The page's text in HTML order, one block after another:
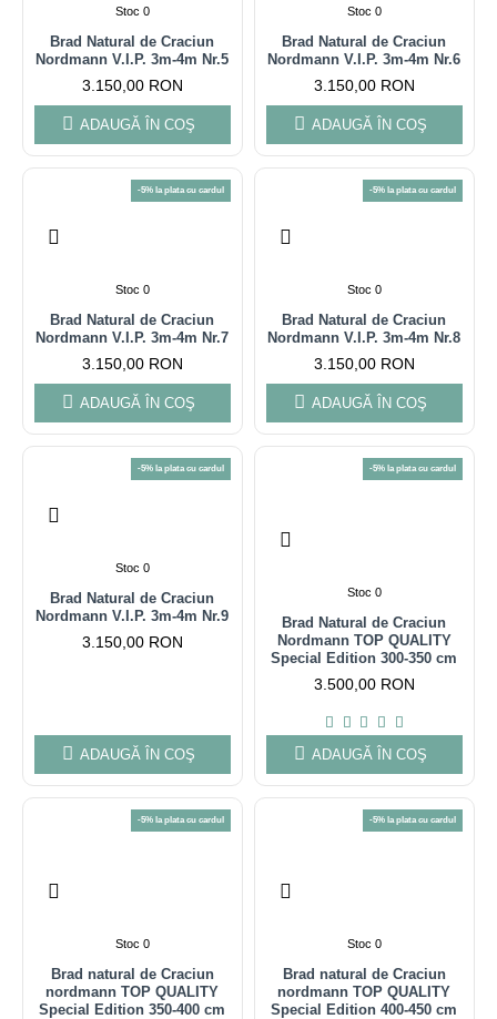
Stoc 0
Brad Natural de Craciun
Nordmann V.I.P. 3m-4m Nr.5
3.150,00 RON
ADAUGĂ ÎN COŞ
Stoc 0
Brad Natural de Craciun
Nordmann V.I.P. 3m-4m Nr.6
3.150,00 RON
ADAUGĂ ÎN COŞ
-5% la plata cu cardul
Stoc 0
Brad Natural de Craciun
Nordmann V.I.P. 3m-4m Nr.7
3.150,00 RON
ADAUGĂ ÎN COŞ
-5% la plata cu cardul
Stoc 0
Brad Natural de Craciun
Nordmann V.I.P. 3m-4m Nr.8
3.150,00 RON
ADAUGĂ ÎN COŞ
-5% la plata cu cardul
Stoc 0
Brad Natural de Craciun
Nordmann V.I.P. 3m-4m Nr.9
3.150,00 RON
ADAUGĂ ÎN COŞ
-5% la plata cu cardul
Stoc 0
Brad Natural de Craciun
Nordmann TOP QUALITY
Special Edition 300-350 cm
3.500,00 RON
ADAUGĂ ÎN COŞ
-5% la plata cu cardul
Stoc 0
Brad natural de Craciun
nordmann TOP QUALITY
Special Edition 350-400 cm
-5% la plata cu cardul
Stoc 0
Brad natural de Craciun
nordmann TOP QUALITY
Special Edition 400-450 cm